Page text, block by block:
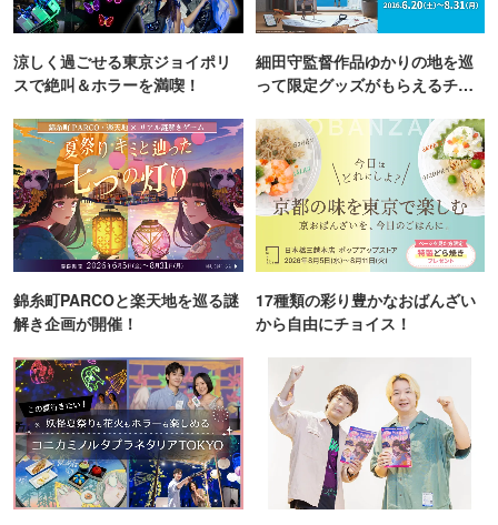
涼しく過ごせる東京ジョイポリ
スで絶叫＆ホラーを満喫！
細田守監督作品ゆかりの地を巡
って限定グッズがもらえるチャ
錦糸町PARCOと楽天地を巡る謎
解き企画が開催！
17種類の彩り豊かなおばんざい
から自由にチョイス！